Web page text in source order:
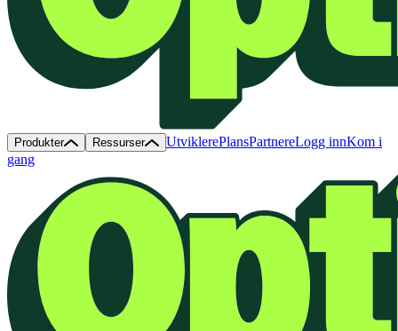
Produkter Ressurser UtviklerePlansPartnereLogg innKom i
gang